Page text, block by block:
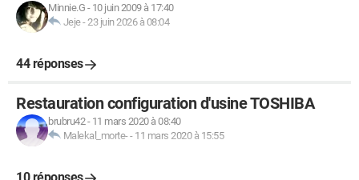
Minnie.G - 10 juin 2009 à 17:40
Jeje-23 juin 2026 à 08:04
44 réponses
Restauration configuration d'usine TOSHIBA
brubru42- 11 mars 2020 à 08:40
Malekal_morte-- 11 mars 2020 à 15:55